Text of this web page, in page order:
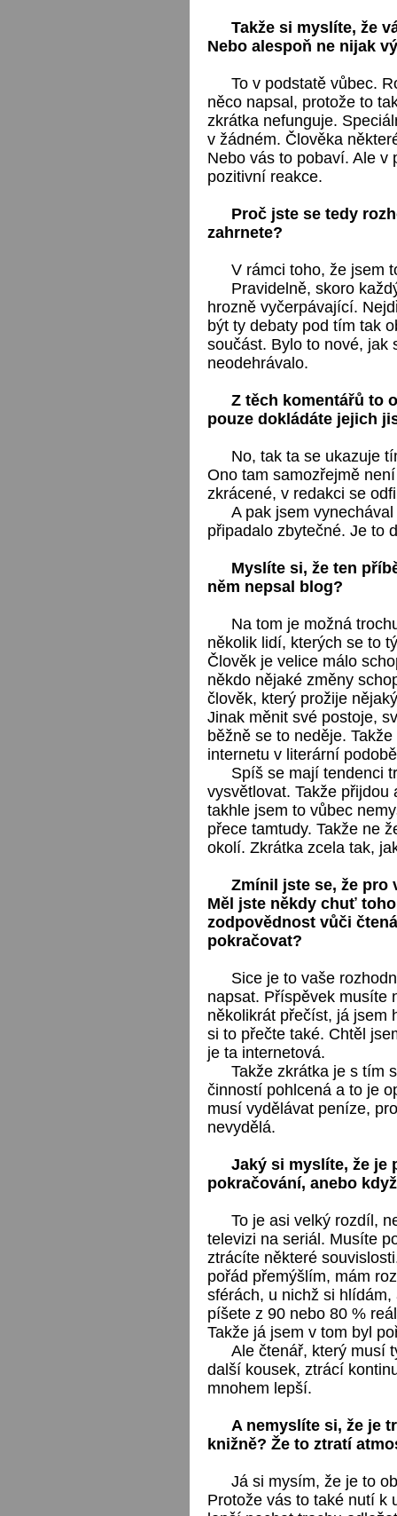
Takže si myslíte, že
Nebo alespoň ne nijak
To v podstatě vůbec.
něco napsal, protože to
zkrátka nefunguje.
v žádném. Člověka
Nebo vás to pobaví. Ale v
pozitivní reakce.
Proč jste se tedy
zahrnete?
V rámci toho, že jsem
Pravidelně, skoro
hrozně vyčerpávající.
být ty debaty pod tím tak
součást. Bylo to nové, jak
neodehrávalo.
Z těch komentářů to
pouze dokládáte jejich
No, tak ta se ukazuje
Ono tam samozřejmě
zkrácené, v redakci se
A pak jsem
připadalo zbytečné. Je to
Myslíte si, že ten
něm nepsal blog?
Na tom je možná
několik lidí, kterých se to
Člověk je velice málo
někdo nějaké změny
člověk, který prožije
Jinak měnit své postoje,
běžně se to neděje.
internetu v literární
Spíš se mají tendenci
vysvětlovat. Takže
takhle jsem to vůbec
přece tamtudy. Takže ne
okolí. Zkrátka zcela tak,
Zmínil jste se, že pro
Měl jste někdy chuť
zodpovědnost vůči
pokračovat?
Sice je to vaše
napsat. Příspěvek musíte
několikrát přečíst, já jsem
si to přečte také. Chtěl
je ta internetová.
Takže zkrátka je s tím
činností pohlcená a to je
musí vydělávat peníze,
nevydělá.
Jaký si myslíte, že je
pokračování, anebo
To je asi velký rozdíl,
televizi na seriál. Musíte
ztrácíte některé
pořád přemýšlím, mám
sférách, u nichž si
píšete z 90 nebo 80 %
Takže já jsem v tom byl
Ale čtenář, který musí
další kousek, ztrácí
mnohem lepší.
A nemyslíte si, že je
knižně? Že to ztratí
Já si mysím, že je to
Protože vás to také nutí k